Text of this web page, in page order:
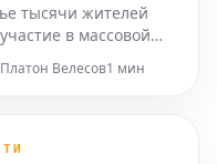
тысячи жителей
в массовой
собрались, чтобы
после
Платон Велесов1 мин